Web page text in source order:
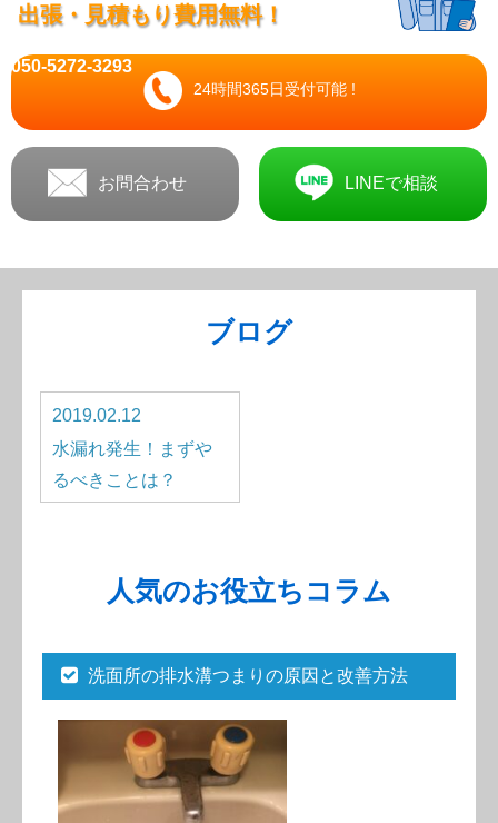
出張・見積もり費用無料！
24時間365日受付可能 !
050-5272-3293
お問合わせ LINEで相談
ブログ
2019.02.12
水漏れ発生！まずや
るべきことは？
人気のお役立ちコラム
洗面所の排水溝つまりの原因と改善方法